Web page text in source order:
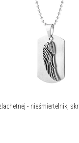
- nieśmiertelnik,